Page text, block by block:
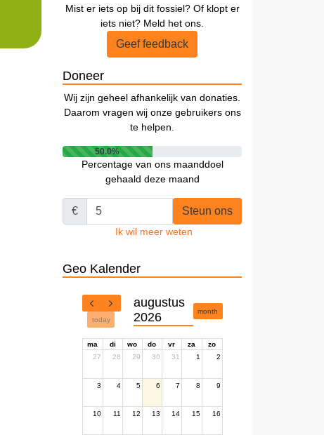
Mist er iets op bij dit fossiel? Of klopt er
iets niet? Meld het ons.
Geef feedback
Doneer
Wij zijn geheel afhankelijk van donaties.
Daarom vragen wij onze gebruikers ons
te helpen.
50.0%
Percentage van ons maanddoel
gehaald deze maand
€ Steun ons
Ik wil meer weten
Geo Kalender
today
augustus
2026
month
ma di wo do vr za
zo
27
28 29 30 31 1 2
3 4 5 6 7 8 9
10 11 12 13 14 15 16